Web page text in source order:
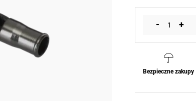
-
ilość
-
Aluminium
+
Bezpieczne zakupy